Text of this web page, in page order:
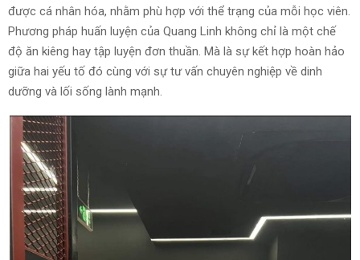
được cá nhân hóa, nhằm phù hợp với thể trạng của mỗi học viên.
Phương pháp huấn luyện của Quang Linh không chỉ là một chế
độ ăn kiêng hay tập luyện đơn thuần. Mà là sự kết hợp hoàn hảo
giữa hai yếu tố đó cùng với sự tư vấn chuyên nghiệp về dinh
dưỡng và lối sống lành mạnh.